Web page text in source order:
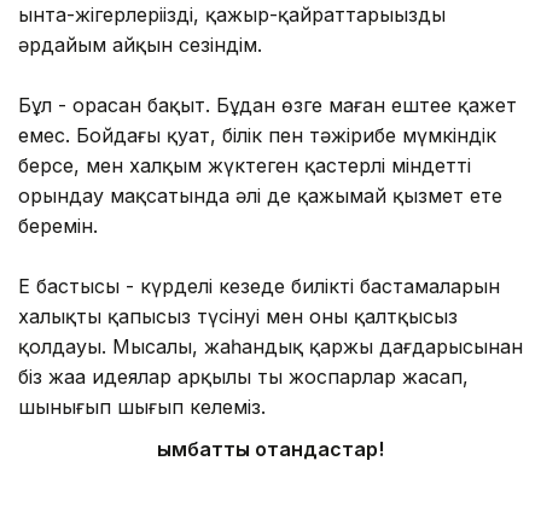
ынта-жігерлеріңізді, қажыр-қайраттарыңызды
әрдайым айқын сезіндім.
Бұл - орасан бақыт. Бұдан өзге маған ештеңе қажет
емес. Бойдағы қуат, білік пен тәжірибе мүмкіндік
берсе, мен халқым жүктеген қастерлі міндетті
орындау мақсатында әлі де қажымай қызмет ете
беремін.
Ең бастысы - күрделі кезеңде биліктің бастамаларын
халықтың қапысыз түсінуі мен оны қалтқысыз
қолдауы. Мысалы, жаһандық қаржы дағдарысынан
біз жаңа идеялар арқылы тың жоспарлар жасап,
шынығып шығып келеміз.
Қымбатты отандастар!